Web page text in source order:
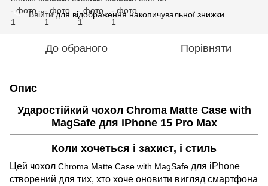
% Ввійтидля відображення накопичувальної знижки
До обраного Порівняти
Опис
Ударостійкий чохол Chroma Matte Case with
MagSafe для iPhone 15 Pro Max
Коли хочеться і захист, і стиль
Цей чохол Chroma Matte Case with MagSafe для iPhone
створений для тих, хто хоче оновити вигляд смартфона